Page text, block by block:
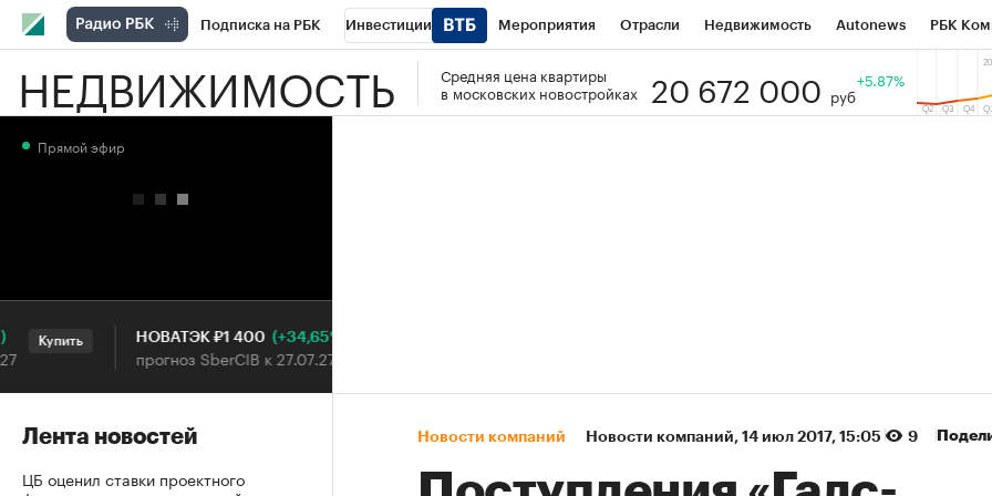
Подписка на РБК Инвестиции Мероприятия Отрасли Недвижимость Autonews РБК
РБК Вино Спорт Школа управления РБК РБК Образование Тренды
НЕДВИЖИМОСТЬ
Средняя цена квартиры
в московских новостройках
20 672 000 руб
+5.87%
Новости компаний Новости компаний⁠, 14 июл 2017, 15:05 9
Прямой эфир
Купить НОВАТЭК ₽1 400 (+34,65%)
прогноз SberCIB к 27.07.27
Лента новостей
ЦБ оценил ставки проектного